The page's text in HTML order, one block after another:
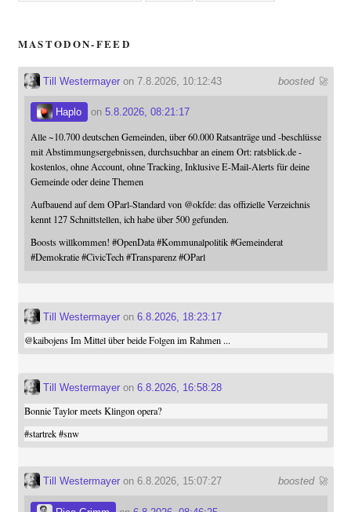
MASTODON-FEED
boosted 🚀
Till Westermayeron 7.8.2026, 10:12:43
Haplo on 5.8.2026, 08:21:17
Alle ~10.700 deutschen Gemeinden, über 60.000 Ratsanträge und -beschlüsse
mit Abstimmungsergebnissen, durchsuchbar an einem Ort: ratsblick.de -
kostenlos, ohne Account, ohne Tracking, Inklusive E-Mail-Alerts für deine
Gemeinde oder deine Themen
Aufbauend auf dem OParl-Standard von @okfde: das offizielle Verzeichnis
kennt 127 Schnittstellen, ich habe über 500 gefunden.
Boosts willkommen! #OpenData #Kommunalpolitik #Gemeinderat
#Demokratie #CivicTech #Transparenz #OParl
Till Westermayeron 6.8.2026, 18:23:17
@kaibojensIm Mittel über beide Folgen im Rahmen ...
Till Westermayeron 6.8.2026, 16:58:28
Bonnie Taylor meets Klingon opera?
#startrek #snw
boosted 🚀
Till Westermayeron 6.8.2026, 15:07:27